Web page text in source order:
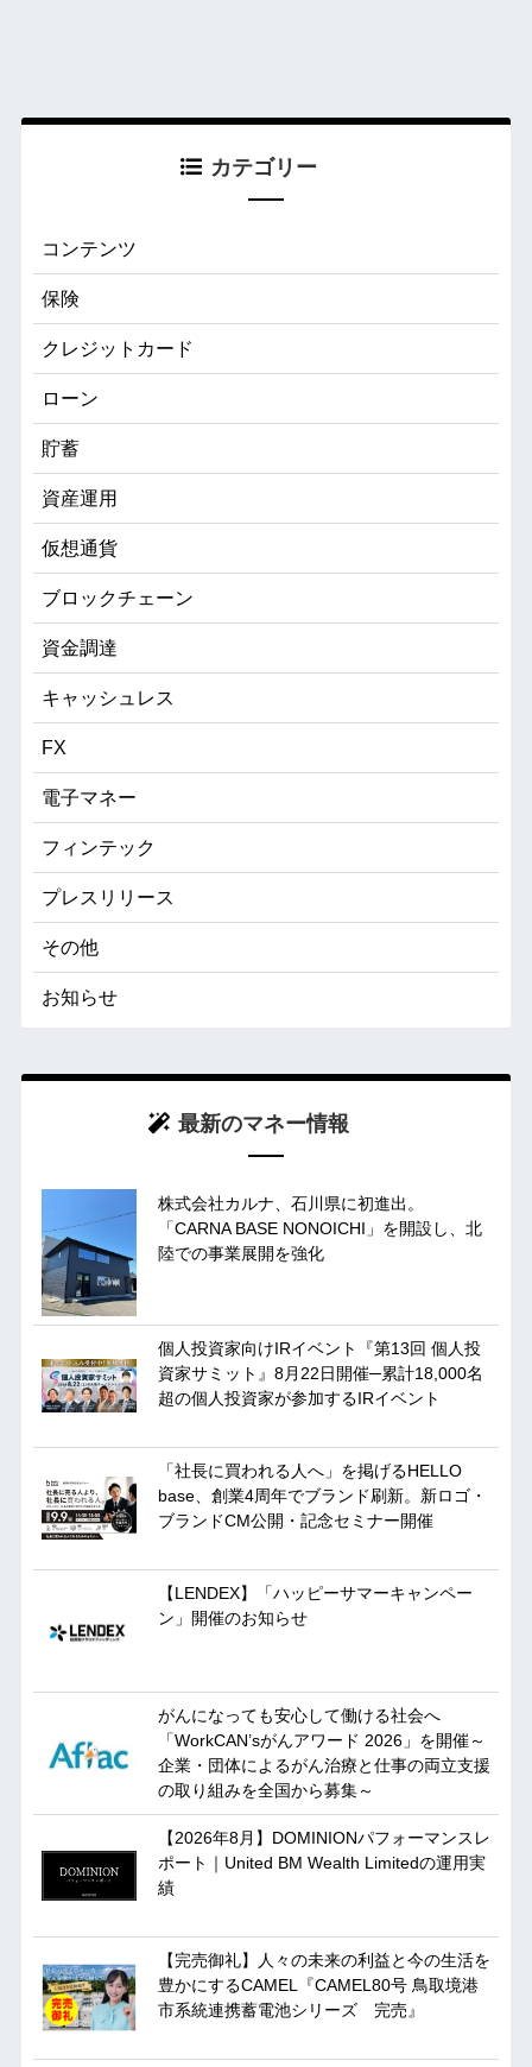
カテゴリー
コンテンツ
保険
クレジットカード
ローン
貯蓄
資産運用
仮想通貨
ブロックチェーン
資金調達
キャッシュレス
FX
電子マネー
フィンテック
プレスリリース
その他
お知らせ
最新のマネー情報
株式会社カルナ、石川県に初進出。
「CARNA BASE NONOICHI」を開設し、北
陸での事業展開を強化
個人投資家向けIRイベント『第13回 個人投
資家サミット』8月22日開催─累計18,000名
超の個人投資家が参加するIRイベント
「社長に買われる人へ」を掲げるHELLO
base、創業4周年でブランド刷新。新ロゴ・
ブランドCM公開・記念セミナー開催
【LENDEX】「ハッピーサマーキャンペー
ン」開催のお知らせ
がんになっても安心して働ける社会へ
「WorkCAN’sがんアワード 2026」を開催～
企業・団体によるがん治療と仕事の両立支援
の取り組みを全国から募集～
【2026年8月】DOMINIONパフォーマンスレ
ポート｜United BM Wealth Limitedの運用実
績
【完売御礼】人々の未来の利益と今の生活を
豊かにするCAMEL『CAMEL80号 鳥取境港
市系統連携蓄電池シリーズ 完売』